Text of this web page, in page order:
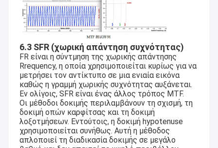
6.3 SFR (χωρική απάντηση συχνότητας)
FR είναι η σύντμηση της χωρικής απάντησης
Rrequency, η οποία χρησιμοποιείται κυρίως για να
μετρήσει τον αντίκτυπο σε μια ενιαία εικόνα
καθώς η γραμμή χωρικής συχνότητας αυξάνεται.
Εν ολίγοις, SFR είναι ένας άλλος τρόπος MTF.
Οι μέθοδοι δοκιμής περιλαμβάνουν τη σχισμή, τη
δοκιμή οπών καρφίτσας και τη δοκιμή
λοξοτμήσεων. Εντούτοις, η δοκιμή hypotenuse
χρησιμοποιείται συνήθως. Αυτή η μέθοδος
απλοποιεί τη διαδικασία δοκιμής σε μεγάλο